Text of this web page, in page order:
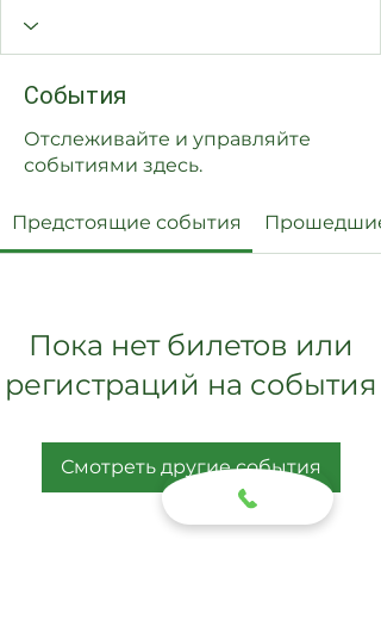
События
Отслеживайте и управляйте
событиями здесь.
Предстоящие события
Пока нет билетов или
регистраций на события
Смотреть другие события